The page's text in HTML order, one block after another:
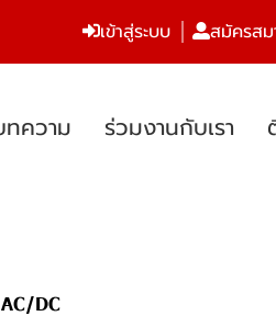
เข้าสู่ระบบ สมัครส
ทความ ร่วมงานกับเรา
DC